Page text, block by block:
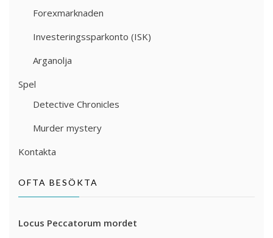
Forexmarknaden
Investeringssparkonto (ISK)
Arganolja
Spel
Detective Chronicles
Murder mystery
Kontakta
OFTA BESÖKTA
Locus Peccatorum mordet